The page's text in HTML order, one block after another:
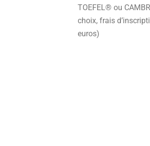
TOEFEL® ou
choix, frais
euros)